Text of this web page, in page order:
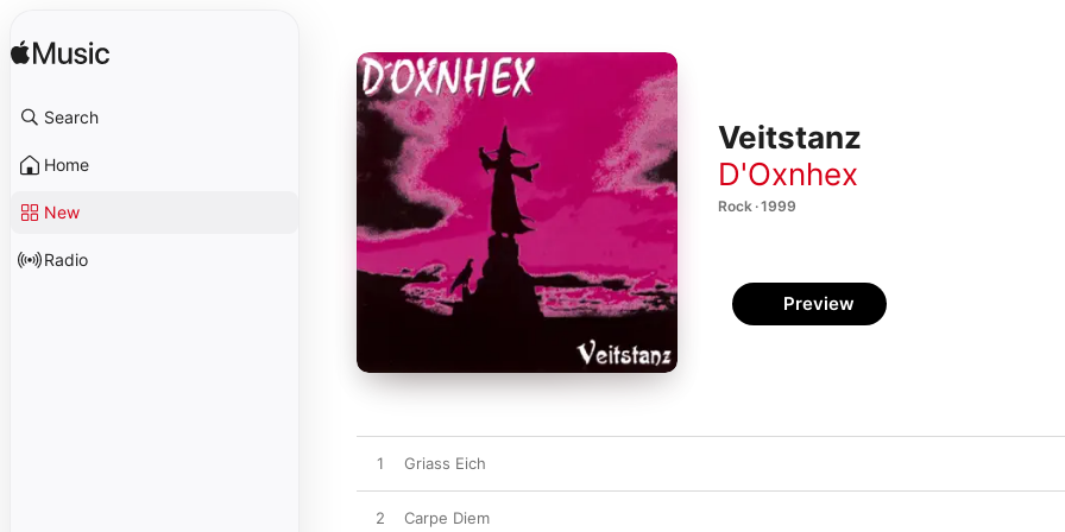
Search
Home
New
Radio
Veitstanz
D'Oxnhex
Rock · 1999
Preview
1 Griass Eich
2 Carpe Diem